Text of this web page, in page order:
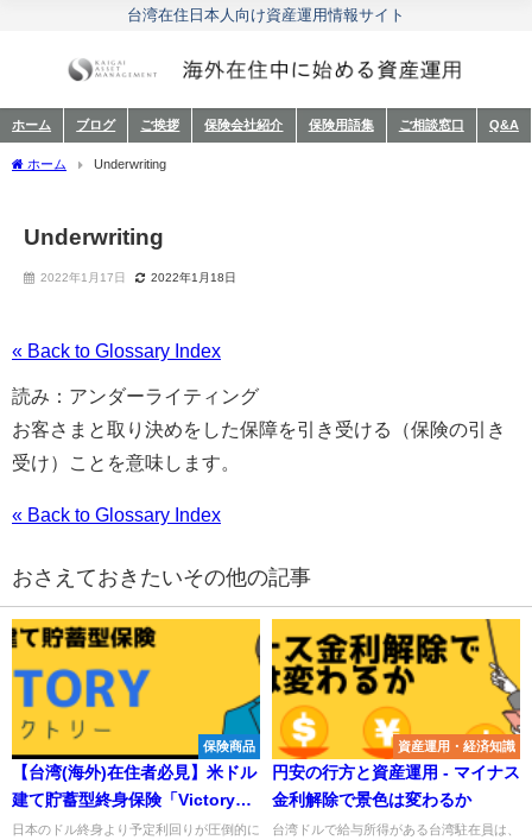
台湾在住日本人向け資産運用情報サイト
ホーム ブログ ご挨拶 保険会社紹介 保険用語集 ご相談窓口 Q&A
ホーム Underwriting
Underwriting
2022年1月17日 2022年1月18日
« Back to Glossary Index
読み：アンダーライティング
お客さまと取り決めをした保障を引き受ける（保険の引き
受け）ことを意味します。
« Back to Glossary Index
おさえておきたいその他の記事
保険商品
【台湾(海外)在住者必見】米ドル
建て貯蓄型終身保険「Victory」
（ヴィクトリー）－サン・ライ
日本のドル終身より予定利回りが圧倒的に
資産運用・経済知識
円安の行方と資産運用 - マイナス
金利解除で景色は変わるか
台湾ドルで給与所得がある台湾駐在員は、